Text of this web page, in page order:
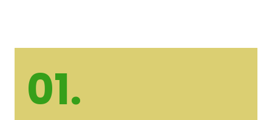
01.